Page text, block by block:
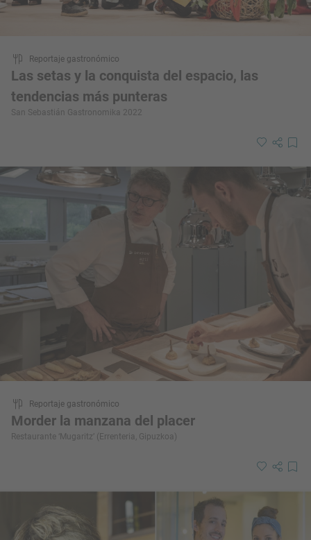
Reportaje gastronómico
Las setas y la conquista del espacio, las
tendencias más punteras
San Sebastián Gastronomika 2022
Reportaje gastronómico
Morder la manzana del placer
Restaurante ‘Mugaritz’ (Errenteria, Gipuzkoa)